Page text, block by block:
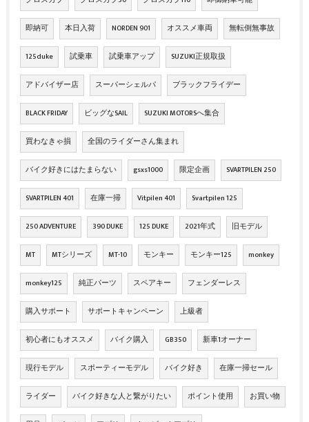
即納可 本日入荷 NORDEN 901 オススメ車両 無転倒無事故
125duke 試乗車 試乗車アップ SUZUKI正規取扱
アドバイザー店 スーパーシェルパ ブラックフライデー
BLACK FRIDAY ビッグなSAIL SUZUKI MOTORSへ集合
買わなきゃ損 全国のライダーさん集まれ
バイク好きにはたまらない gsxs1000 限定企画 SVARTPILEN 250
SVARTPILEN 401 在庫一掃 Vitpilen 401 Svartpilen 125
250 ADVENTURE 390 DUKE 125 DUKE 2021年式 旧モデル
MT MTシリーズ MT-10 モンキー モンキー125 monkey
monkey125 純正パーツ スペアキー フェンダーレス
購入サポート サポートキャンペーン 上級者
初心者にもオススメ バイク購入 GB350 新車1オーナー
現行モデル スポーティーモデル バイク好き 在庫一掃セール
ライダー バイク好きな人と繋がりたい ポイント使用 お買い物